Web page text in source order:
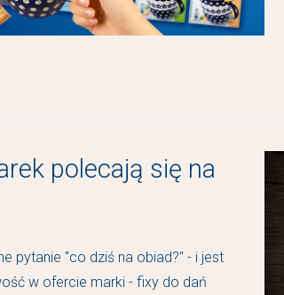
polecają się na
pytanie "co dziś na obiad?" - i jest
w ofercie marki - fixy do dań